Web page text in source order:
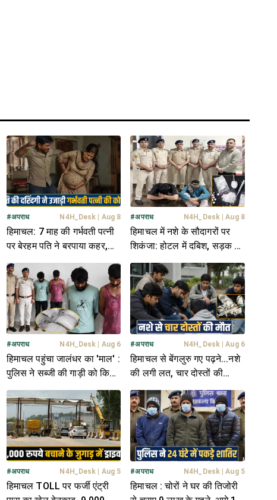
#अपराध N4H_Desk Aug 8
हिमाचल: 7 माह की गर्भवती पत्नी
पर बेरहम पति ने बरपाया कहर,
लात-घूंसों से उजाड़ दी कोख
#अपराध N4H_Desk Aug 8
हिमाचल में नशे के सौदागरों पर
शिकंजा: होटल में दबिश, सड़क पर
धरपकड़; 3 तस्कर अरेस्ट
#अपराध N4H_Desk Aug 6
हिमाचल पहुंचा जालंधर का 'माल' :
पुलिस ने सब्जी की गाड़ी को किया
सीज, ड्राइवर समेत 2 अरेस्ट
#अपराध N4H_Desk Aug 6
हिमाचल से बेंगलुरु गए पढ़ने...नशे
की लगी लत, चार दोस्तों की
मौ**त- 2 को परिवार ने बचाया
#अपराध N4H_Desk Aug 5
हिमाचल TOLL पर फर्जी एंट्री
#अपराध N4H_Desk Aug 5
हिमाचल : चोरों ने घर की तिजोरी